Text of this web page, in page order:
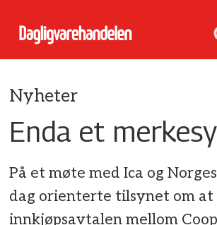
Nyheter
Enda et
På et møte med Ica og
dag orienterte tilsynet om at
innkjøpsavtalen mellom